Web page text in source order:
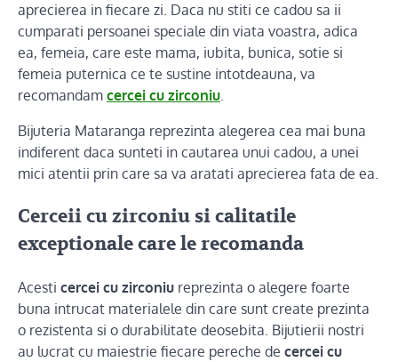
aprecierea in fiecare zi. Daca nu stiti ce cadou sa ii
cumparati persoanei speciale din viata voastra, adica
ea, femeia, care este mama, iubita, bunica, sotie si
femeia puternica ce te sustine intotdeauna, va
recomandam cercei cu zirconiu.
Bijuteria Mataranga reprezinta alegerea cea mai buna
indiferent daca sunteti in cautarea unui cadou, a unei
mici atentii prin care sa va aratati aprecierea fata de ea.
Cerceii cu zirconiu si calitatile
exceptionale care le recomanda
Acesti cercei cu zirconiu reprezinta o alegere foarte
buna intrucat materialele din care sunt create prezinta
o rezistenta si o durabilitate deosebita. Bijutierii nostri
au lucrat cu maiestrie fiecare pereche de cercei cu